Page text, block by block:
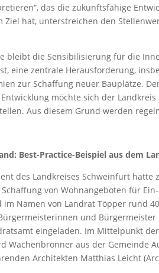
das die zukunftsfähige
Ziel hat, unterstreichen den
bleibt die Sensibilisierung für die
eine zentrale Herausforderung,
zur Schaffung neuer Bauplätze.
möchte sich der
Aus diesem Grund werden
Best-Practice-Beispiel aus dem
des Landkreises Schweinfurt hatte
von Wohnangeboten für
im Namen von Landrat Töpper rund
und
eingeladen. Im Mittelpunkt
Wachenbrönner aus der Gemeinde
Architekten Matthias Leicht